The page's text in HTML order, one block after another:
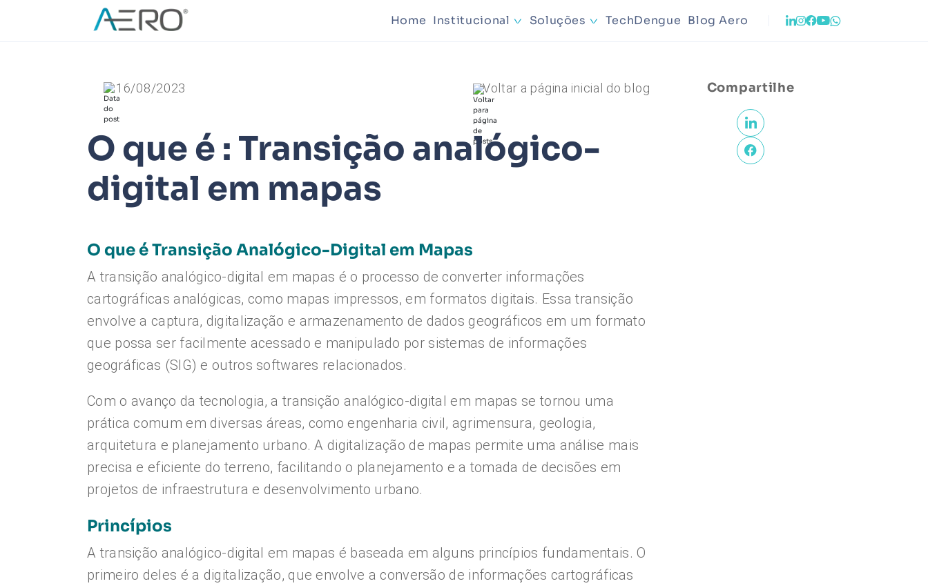
Home Institucional Soluções
Meio Ambiente
TechDengue Blog Aero
16/08/2023 Voltar a página inicial do blog
O que é : Transição analógico-
digital em mapas
O que é Transição Analógico-Digital em Mapas
A transição analógico-digital em mapas é o processo de converter informações
cartográficas analógicas, como mapas impressos, em formatos digitais. Essa transição
envolve a captura, digitalização e armazenamento de dados geográficos em um formato
que possa ser facilmente acessado e manipulado por sistemas de informações
geográficas (SIG) e outros softwares relacionados.
Com o avanço da tecnologia, a transição analógico-digital em mapas se tornou uma
prática comum em diversas áreas, como engenharia civil, agrimensura, geologia,
arquitetura e planejamento urbano. A digitalização de mapas permite uma análise mais
precisa e eficiente do terreno, facilitando o planejamento e a tomada de decisões em
projetos de infraestrutura e desenvolvimento urbano.
Princípios
A transição analógico-digital em mapas é baseada em alguns princípios fundamentais. O
primeiro deles é a digitalização, que envolve a conversão de informações cartográficas
Compartilhe